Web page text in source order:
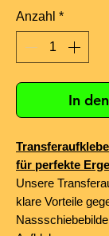
Anzahl *
In
für perfekte
Unsere
klare Vorteile